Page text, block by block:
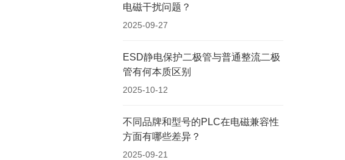
电磁干扰问题？
2025-09-27
ESD静电保护二极管与普通整流二极
管有何本质区别
2025-10-12
不同品牌和型号的PLC在电磁兼容性
方面有哪些差异？
2025-09-21